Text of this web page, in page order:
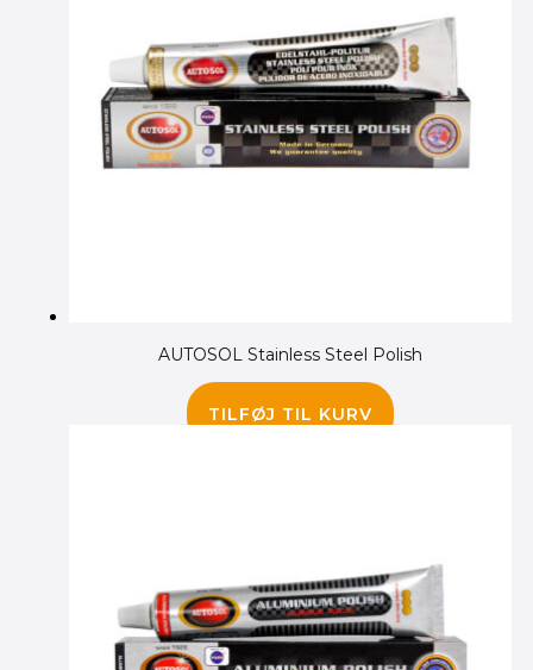
AUTOSOL Stainless Steel Polish
TILFØJ TIL KURV